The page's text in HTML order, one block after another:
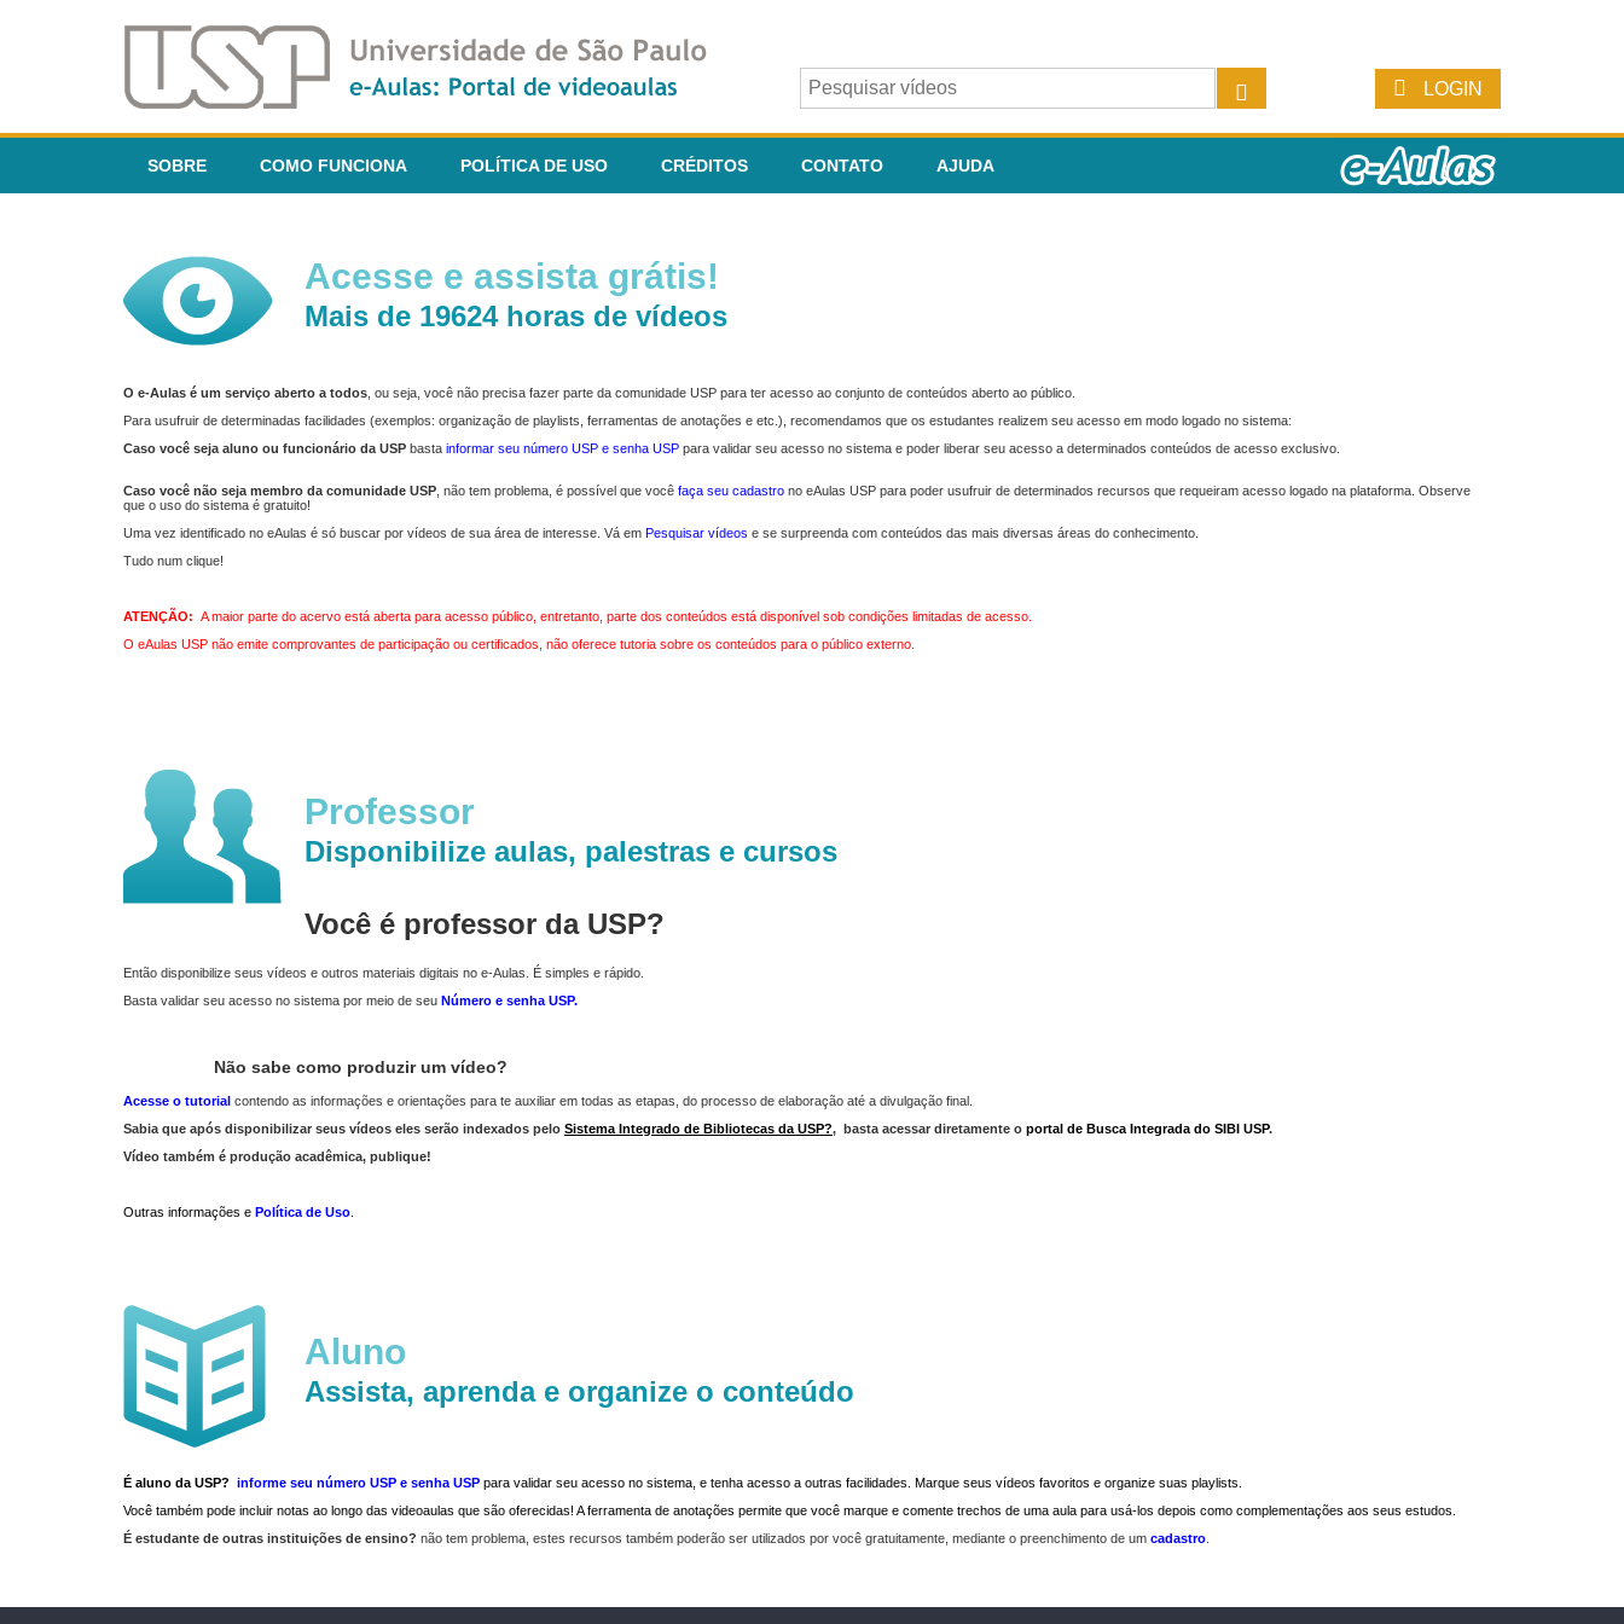
LOGIN
SOBRE COMO FUNCIONA POLÍTICA DE USO CRÉDITOS CONTATO AJUDA
Acesse e assista grátis!
Mais de 19624 horas de vídeos
O e-Aulas é um serviço aberto a todos , ou seja, você não precisa fazer parte da comunidade USP para ter acesso ao conjunto de conteúdos aberto ao público.
Para usufruir de determinadas facilidades (exemplos: organização de playlists, ferramentas de anotações e etc.), recomendamos que os estudantes realizem seu acesso em modo logado no sistema:
Caso você seja aluno ou funcionário da USP basta informar seu número USP e senha USP para validar seu acesso no sistema e poder liberar seu acesso a determinados conteúdos de acesso exclusivo.
Caso você não seja membro da comunidade USP , não tem problema, é possível que você faça seu cadastro no eAulas USP para poder usufruir de determinados recursos que requeiram acesso logado na plataforma. Observe
que o uso do sistema é gratuito!
Uma vez identificado no eAulas é só buscar por vídeos de sua área de interesse. Vá em Pesquisar vídeos e se surpreenda com conteúdos das mais diversas áreas do conhecimento.
Tudo num clique!
ATENÇÃO: A maior parte do acervo está aberta para acesso público, entretanto, parte dos conteúdos está disponível sob condições limitadas de acesso.
O eAulas USP não emite comprovantes de participação ou certificados, não oferece tutoria sobre os conteúdos para o público externo.
Professor
Disponibilize aulas, palestras e cursos
Você é professor da USP?
Então disponibilize seus vídeos e outros materiais digitais no e-Aulas. É simples e rápido.
Basta validar seu acesso no sistema por meio de seu Número e senha USP.
Não sabe como produzir um vídeo?
Acesse o tutorial contendo as informações e orientações para te auxiliar em todas as etapas, do processo de elaboração até a divulgação final.
Sabia que após disponibilizar seus vídeos eles serão indexados pelo Sistema Integrado de Bibliotecas da USP?, basta acessar diretamente o portal de Busca Integrada do SIBI USP.
Vídeo também é produção acadêmica, publique!
Outras informações e Política de Uso
Aluno
Assista, aprenda e organize o conteúdo
É aluno da USP? informe seu número USP e senha USP para validar seu acesso no sistema, e tenha acesso a outras facilidades. Marque seus vídeos favoritos e organize suas playlists.
Você também pode incluir notas ao longo das videoaulas que são oferecidas! A ferramenta de anotações permite que você marque e comente trechos de uma aula para usá-los depois como complementações aos seus estudos.
É estudante de outras instituições de ensino? não tem problema, estes recursos também poderão ser utilizados por você gratuitamente, mediante o preenchimento de um cadastro